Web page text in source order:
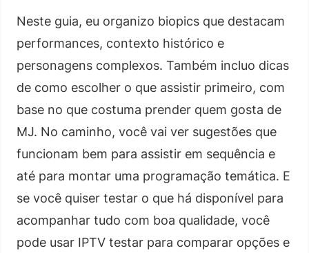
Neste guia, eu organizo biopics que destacam
performances, contexto histórico e
personagens complexos. Também incluo dicas
de como escolher o que assistir primeiro, com
base no que costuma prender quem gosta de
MJ. No caminho, você vai ver sugestões que
funcionam bem para assistir em sequência e
até para montar uma programação temática. E
se você quiser testar o que há disponível para
acompanhar tudo com boa qualidade, você
pode usar IPTV testar para comparar opções e